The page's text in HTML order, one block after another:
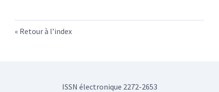
Retour à l’index
ISSN électronique 2272-2653